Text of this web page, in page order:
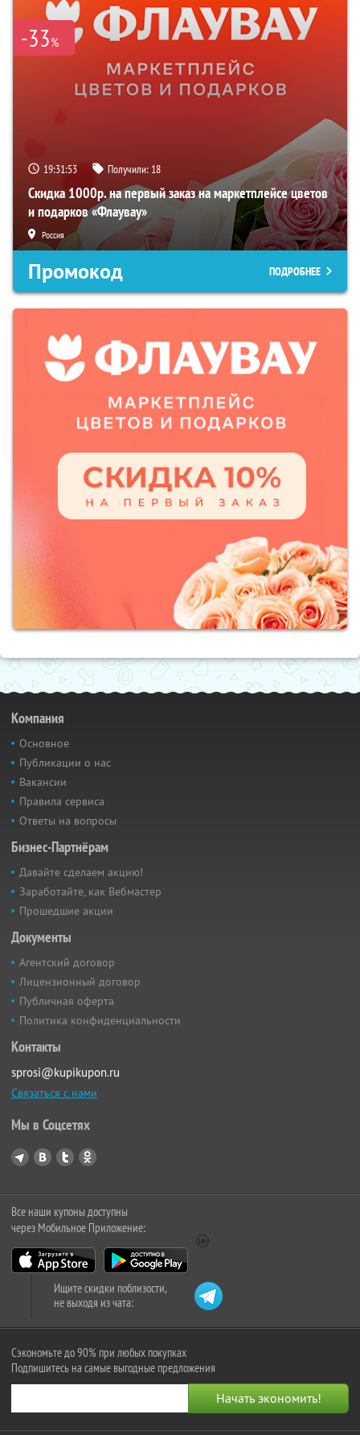
-33%
19:31:52 Получили: 18
Скидка 1000р. на первый заказ на маркетплейсе цветов
и подарков «Флаувау»
Россия
Промокод ПОДРОБНЕЕ
Компания
Основное
Публикации о нас
Вакансии
Правила сервиса
Ответы на вопросы
Бизнес-Партнёрам
Давайте сделаем акцию!
Заработайте, как Вебмастер
Прошедшие акции
Документы
Агентский договор
Лицензионный договор
Публичная оферта
Политика конфиденциальности
Контакты
sprosi@kupikupon.ru
Связаться с нами
Мы в Соцсетях
Все наши купоны доступны
через Мобильное Приложение:
Ищите скидки поблизости,
не выходя из чата:
Сэкономьте до 90% при любых покупках
Подпишитесь на самые выгодные предложения